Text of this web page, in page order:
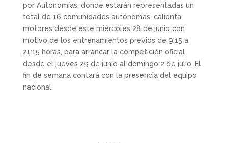
por Autonomías, donde estarán representadas un
total de 16 comunidades autónomas, calienta
motores desde este miércoles 28 de junio con
motivo de los entrenamientos previos de 9:15 a
21:15 horas, para arrancar la competición oficial
desde el jueves 29 de junio al domingo 2 de julio. El
fin de semana contará con la presencia del equipo
nacional.